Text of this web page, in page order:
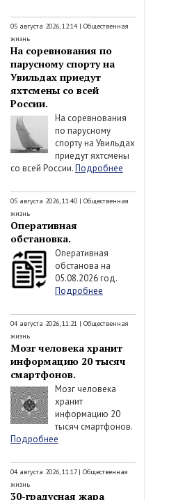
05 августа 2026, 12:14 | Общественная
жизнь
На соревнования по
парусному спорту на
Увильдах приедут
яхтсмены со всей
России.
На соревнования
по парусному
спорту на Увильдах
приедут яхтсмены
со всей России.Подробнее
05 августа 2026, 11:40 | Общественная
жизнь
Оперативная
обстановка.
Оперативная
обстанова на
05.08.2026 год.
Подробнее
04 августа 2026, 11:21 | Общественная
жизнь
Мозг человека хранит
информацию 20 тысяч
смартфонов.
Мозг человека
хранит
информацию 20
тысяч смартфонов.
Подробнее
04 августа 2026, 11:17| Общественная
жизнь
30-градусная жара